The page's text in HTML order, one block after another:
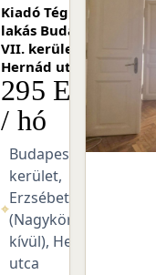
Kiadó Tégla
lakás Budapest
VII. kerület,
Hernád utca
295 E Ft
/ hó
⌖
Budapest VII.
kerület,
Erzsébetváros
(Nagykörúton
kívül), Hernád
utca